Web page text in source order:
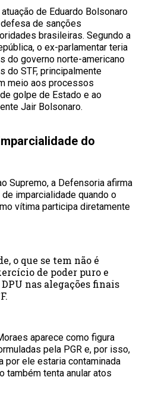
de Eduardo Bolsonaro
de sanções
brasileiras. Segundo a
o ex-parlamentar teria
do governo norte-americano
do STF, principalmente
meio aos processos
golpe de Estado e ao
Jair Bolsonaro.
do
Supremo, a Defensoria afirma
imparcialidade quando o
vítima participa diretamente
o que se tem não é
de poder puro e
nas alegações finais
aparece como figura
pela PGR e, por isso,
por ele estaria contaminada
também tenta anular atos